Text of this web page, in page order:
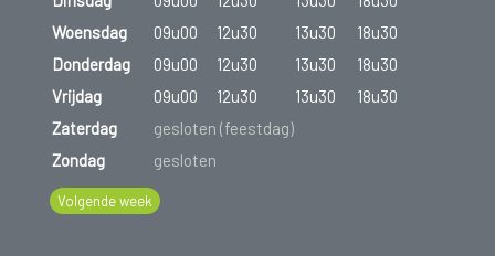
Woensdag
09u00 12u30 13u30
18u30
Donderdag
09u00 12u30 13u30
18u30
Vrijdag
09u00 12u30 13u30
18u30
Zaterdag
gesloten (feestdag)
Zondag
gesloten
Volgende week